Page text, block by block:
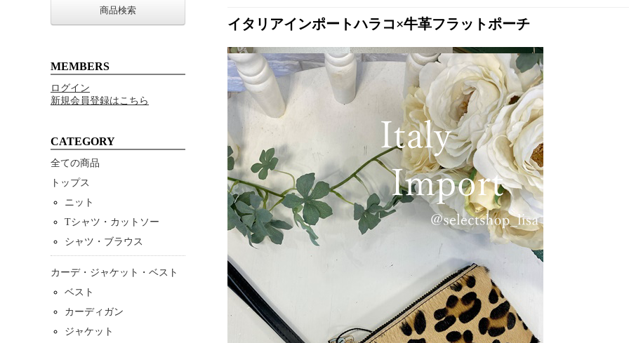
イタリアインポートハラコ×牛革フラットポーチ
商品検索
MEMBERS
ログイン
新規会員登録はこちら
CATEGORY
全ての商品
トップス
ニット
Tシャツ・カットソー
シャツ・ブラウス
カーデ・ジャケット・ベスト
ベスト
カーディガン
ジャケット